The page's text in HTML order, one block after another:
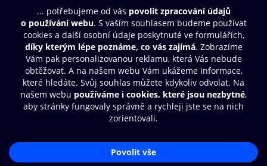
Obsah ke stažení
Moje O2 Knihovna
Další zábava
© O2 Czech Republic a.s.
Aplikace O2 Knihovna